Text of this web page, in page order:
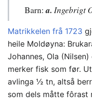
Barn:a. Ingebrigt
Matrikkelen frå 1723
heile Moldøyna:
Johannes, Ola
merker fisk som før.
avlinga ½ tn, altså
som dels måtte fôrast